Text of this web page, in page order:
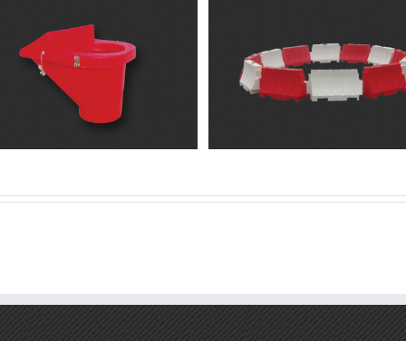
Μπαριέρες
Μπαριέρες Διάφορα προϊόντα
Διάφορα προϊόντα
Διάφορα προϊόντα